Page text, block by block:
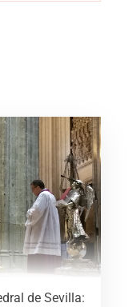
de Sevilla: